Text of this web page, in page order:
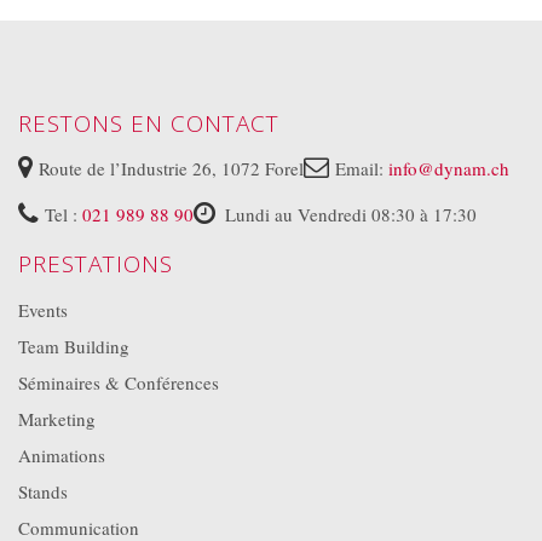
RESTONS EN CONTACT
Route de l’Industrie 26, 1072 Forel Email: info@dynam.ch
Tel : 021 989 88 90 Lundi au Vendredi 08:30 à 17:30
PRESTATIONS
Events
Team Building
Séminaires & Conférences
Marketing
Animations
Stands
Communication